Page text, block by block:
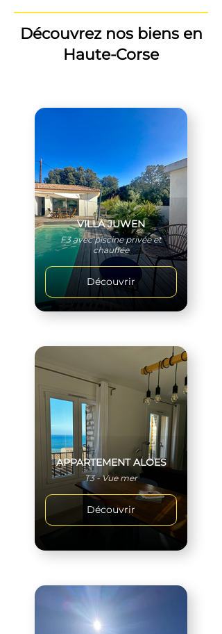
Découvrez nos biens en
Haute-Corse
VILLA JUWEN
F3 avec piscine privée et
chauffée
Découvrir
APPARTEMENT ALOES
T3 - Vue mer
Découvrir